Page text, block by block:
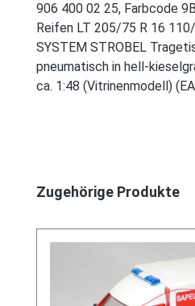
906 400 02 25, Farbcode
Reifen LT 205/75 R 16
SYSTEM STROBEL
pneumatisch in hell-
ca. 1:48 (Vitrinenmodell)
Produktgalerie überspringen
Zugehörige Produkte